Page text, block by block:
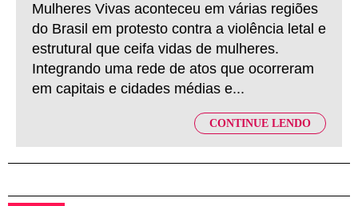
Mulheres Vivas aconteceu em várias regiões
do Brasil em protesto contra a violência letal e
estrutural que ceifa vidas de mulheres.
Integrando uma rede de atos que ocorreram
em capitais e cidades médias e...
CONTINUE LENDO